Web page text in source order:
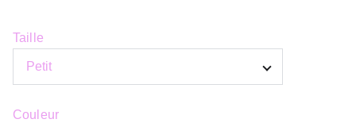
Taille
Couleur